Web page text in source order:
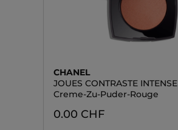
CHANEL
JOUES CONTRASTE INTENSE
Creme-Zu-Puder-Rouge
0.00 CHF